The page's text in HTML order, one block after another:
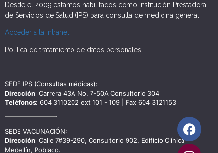
Desde el 2009 estamos habilitados como Institución Prestadora
de Servicios de Salud (IPS) para consulta de medicina general.
Acceder a la intranet
Política de tratamiento de datos personales
SEDE IPS (Consultas médicas):
Dirección: Carrera 43A No. 7-50A Consultorio 304
Teléfonos: 604 3110202 ext 101 - 109 | Fax 604 3121153
SEDE VACUNACIÓN:
Dirección: Calle 7#39-290, Consultorio 902, Edificio Clínica
Medellín, Poblado.